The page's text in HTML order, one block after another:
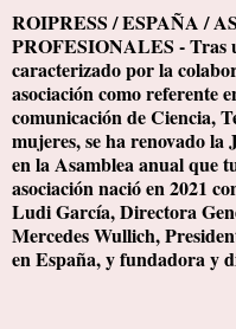
ROIPRESS / ESPAÑA /
PROFESIONALES - Tras
caracterizado por la
asociación como referente
comunicación de Ciencia,
mujeres, se ha renovado
en la Asamblea anual que
asociación nació en 2021
Ludi García, Directora
Mercedes Wullich,
en España, y fundadora y